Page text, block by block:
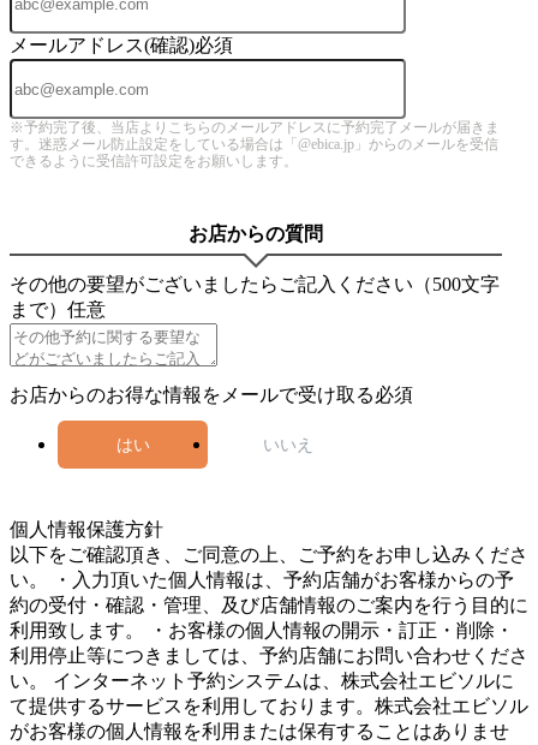
メールアドレス(確認)必須
※予約完了後、当店よりこちらのメールアドレスに予約完了メールが届きま
す。迷惑メール防止設定をしている場合は「@ebica.jp」からのメールを受信
できるように受信許可設定をお願いします。
お店からの質問
その他の要望がございましたらご記入ください（500文字
まで） 任意
お店からのお得な情報をメールで受け取る必須
はい いいえ
個人情報保護方針
以下をご確認頂き、ご同意の上、ご予約をお申し込みくださ
い。 ・入力頂いた個人情報は、予約店舗がお客様からの予
約の受付・確認・管理、及び店舗情報のご案内を行う目的に
利用致します。 ・お客様の個人情報の開示・訂正・削除・
利用停止等につきましては、予約店舗にお問い合わせくださ
い。 インターネット予約システムは、株式会社エビソルに
て提供するサービスを利用しております。株式会社エビソル
がお客様の個人情報を利用または保有することはありませ